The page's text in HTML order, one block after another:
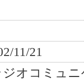
11/21
ジオコミュ